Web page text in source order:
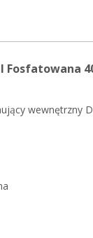
Fosfatowana
wewnętrzny